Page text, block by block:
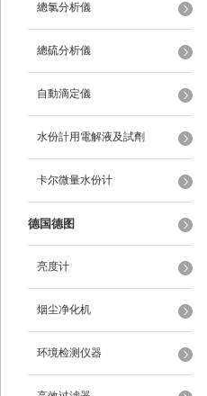
總氯分析儀
總硫分析儀
自動滴定儀
水份計用電解液及試劑
卡尔微量水份计
德国德图
亮度计
烟尘净化机
环境检测仪器